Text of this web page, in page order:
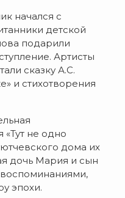
начался с
детской
подарили
Артисты
сказку А.С.
и стихотворения
«Тут не одно
дома их
дочь Мария и сын
эпохи.